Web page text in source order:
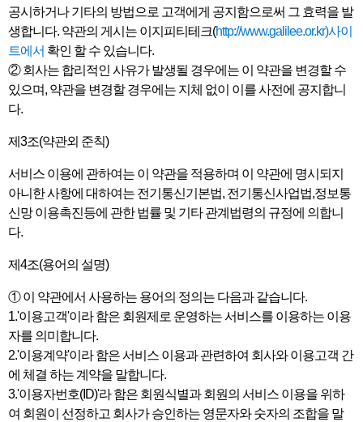
로그인 회원가입
영상메뉴얼
자주묻는질문
고객문의
이용약관
설치사례
공시하거나 기타의 방법으로 고객에게 공지함으로써 그 효력을 발
생합니다. 약관의 게시는 이지피티테크(http://www.galilee.or.kr)사이
트에서 확인 할 수 있습니다.
② 회사는 합리적인 사유가 발생될 경우에는 이 약관을 변경할 수
있으며, 약관을 변경할 경우에는 지체 없이 이를 사전에 공지합니
다.
제3조(약관외 준칙)
서비스 이용에 관하여는 이 약관을 적용하며 이 약관에 명시되지
아니한 사항에 대하여는 전기통신기본법, 전기통신사업법,정보통
신망 이용촉진등에 관한 법률 및 기타 관계법령의 규정에 의합니
다.
제4조(용어의 설명)
① 이 약관에서 사용하는 용어의 정의는 다음과 같습니다.
1.'이용고객'이라 함은 회원제로 운영하는 서비스를 이용하는 이용
자를 의미합니다.
2.'이용계약'이라 함은 서비스 이용과 관련하여 회사와 이용고객 간
에 체결 하는 계약을 말합니다.
3.'이용자번호(ID)'라 함은 회원식별과 회원의 서비스 이용을 위하
여 회원이 선정하고 회사가 승인하는 영문자와 숫자의 조합을 말